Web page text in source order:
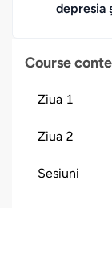
Course
Ziua 1
Ziua 2
Sesiuni
depresia